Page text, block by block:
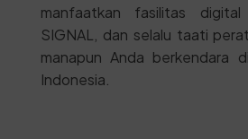
manfaatkan fasilitas
SIGNAL, dan selalu taati
manapun Anda berkendara
Indonesia.